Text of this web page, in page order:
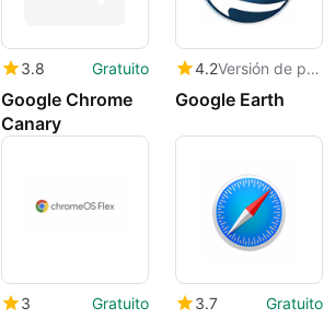
3.8 Gratuito
Google Chrome
Canary
4.2 Versión de prueba
Google Earth
3 Gratuito 3.7 Gratuito